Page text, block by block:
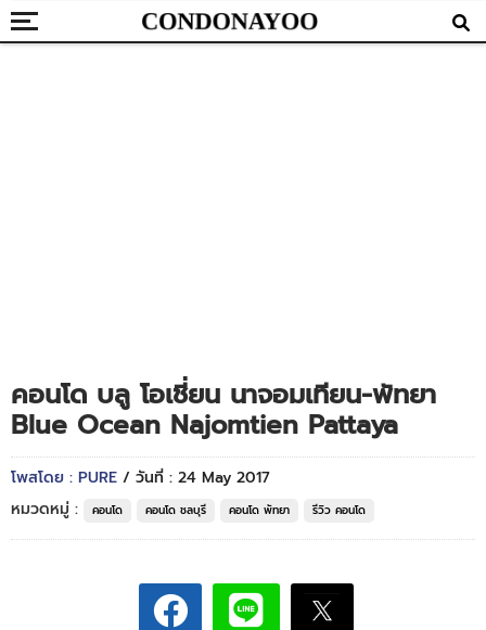
คอนโด บลู โอเชี่ยน นาจอมเทียน-พัทยา
Blue Ocean Najomtien Pattaya
โพสโดย : PURE / วันที่ : 24 May 2017
หมวดหมู่ :
คอนโด คอนโด ชลบุรี คอนโด พัทยา รีวิว คอนโด